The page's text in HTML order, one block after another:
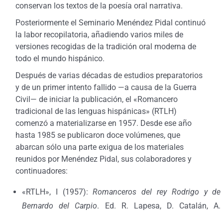
conservan los textos de la poesía oral narrativa.
Posteriormente el Seminario Menéndez Pidal continuó
la labor recopilatoria, añadiendo varios miles de
versiones recogidas de la tradición oral moderna de
todo el mundo hispánico.
Después de varias décadas de estudios preparatorios
y de un primer intento fallido —a causa de la Guerra
Civil— de iniciar la publicación, el «Romancero
tradicional de las lenguas hispánicas» (RTLH)
comenzó a materializarse en 1957. Desde ese año
hasta 1985 se publicaron doce volúmenes, que
abarcan sólo una parte exigua de los materiales
reunidos por Menéndez Pidal, sus colaboradores y
continuadores:
«RTLH», I (1957):Romanceros del rey Rodrigo y de
Bernardo del Carpio. Ed. R. Lapesa, D. Catalán, A.